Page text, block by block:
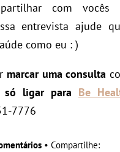
com vocês
entrevista ajude
como eu : )
marcar uma consulta
só ligar para Be
7776
• Compartilhe: